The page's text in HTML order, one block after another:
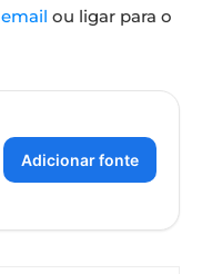
email ou ligar para o
Adicionar fonte